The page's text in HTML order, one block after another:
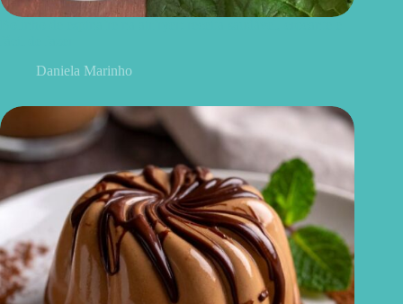
Daniela Marinho